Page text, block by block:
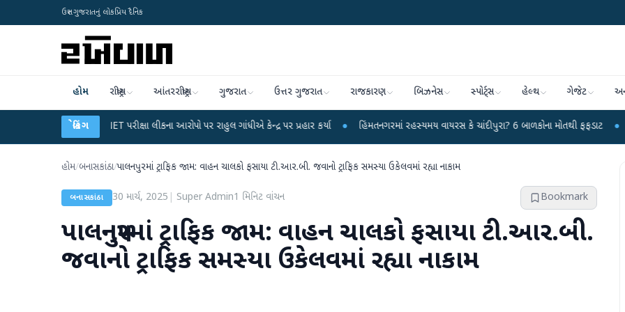
ઉત્તર ગુજરાતનું લોકપ્રિય દૈનિક
હોમ રાષ્ટ્રીય આંતરરાષ્ટ્રીય ગુજરાત ઉત્તર ગુજરાત રાજકારણ બિઝનેસ સ્પોર્ટ્સ હેલ્થ ગેજેટ
બ્રેકિંગ
UGC-NET પરીક્ષા લીકના આરોપો પર રાહુલ ગાંધીએ કેન્દ્ર પર પ્રહાર કર્યા ● હિંમતનગરમાં રહસ્યમય વાયરસ કે ચાંદીપુરા? 6 બાળકોના મોતથી ફફડાટ ● હવામાન
હોમ/બનાસકાંઠા/પાલનપુરમાં ટ્રાફિક જામ: વાહન ચાલકો ફસાયા ટી.આર.બી. જવાનો ટ્રાફિક સમસ્યા ઉકેલવમાં રહ્યા નાકામ
બનાસકાંઠા 30 માર્ચ, 2025 Super Admin1 મિનિટ વાંચન Bookmark
પાલનપુરમાં ટ્રાફિક જામ: વાહન ચાલકો ફસાયા ટી.આર.બી.
જવાનો ટ્રાફિક સમસ્યા ઉકેલવમાં રહ્યા નાકામ